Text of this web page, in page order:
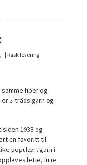
| Rask levering
samme fiber og
er 3-tråds garn og
1938 og
en favoritt til
populært garn i
lette, lune